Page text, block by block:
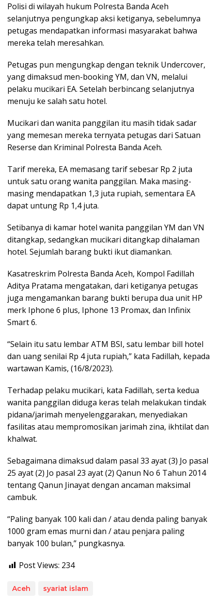
Polisi di wilayah hukum Polresta Banda Aceh
selanjutnya pengungkap aksi ketiganya, sebelumnya
petugas mendapatkan informasi masyarakat bahwa
mereka telah meresahkan.
Petugas pun mengungkap dengan teknik Undercover,
yang dimaksud men-booking YM, dan VN, melalui
pelaku mucikari EA. Setelah berbincang selanjutnya
menuju ke salah satu hotel.
Mucikari dan wanita panggilan itu masih tidak sadar
yang memesan mereka ternyata petugas dari Satuan
Reserse dan Kriminal Polresta Banda Aceh.
Tarif mereka, EA memasang tarif sebesar Rp 2 juta
untuk satu orang wanita panggilan. Maka masing-
masing mendapatkan 1,3 juta rupiah, sementara EA
dapat untung Rp 1,4 juta.
Setibanya di kamar hotel wanita panggilan YM dan VN
ditangkap, sedangkan mucikari ditangkap dihalaman
hotel. Sejumlah barang bukti ikut diamankan.
Kasatreskrim Polresta Banda Aceh, Kompol Fadillah
Aditya Pratama mengatakan, dari ketiganya petugas
juga mengamankan barang bukti berupa dua unit HP
merk Iphone 6 plus, Iphone 13 Promax, dan Infinix
Smart 6.
“Selain itu satu lembar ATM BSI, satu lembar bill hotel
dan uang senilai Rp 4 juta rupiah,” kata Fadillah, kepada
wartawan Kamis, (16/8/2023).
Terhadap pelaku mucikari, kata Fadillah, serta kedua
wanita panggilan diduga keras telah melakukan tindak
pidana/jarimah menyelenggarakan, menyediakan
fasilitas atau mempromosikan jarimah zina, ikhtilat dan
khalwat.
Sebagaimana dimaksud dalam pasal 33 ayat (3) Jo pasal
25 ayat (2) Jo pasal 23 ayat (2) Qanun No 6 Tahun 2014
tentang Qanun Jinayat dengan ancaman maksimal
cambuk.
“Paling banyak 100 kali dan / atau denda paling banyak
1000 gram emas murni dan / atau penjara paling
banyak 100 bulan,” pungkasnya.
Post Views: 234
Aceh syariat islam